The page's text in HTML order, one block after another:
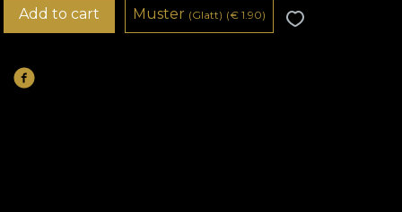
Add to cart Muster (Glatt) (€1.90)